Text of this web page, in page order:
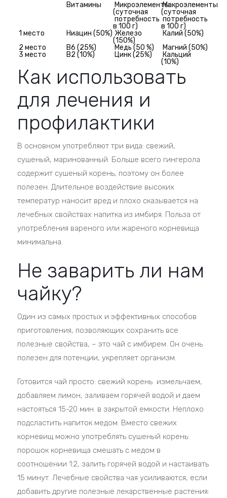
Витамины
Микроэлементы
(суточная
потребность
в 100 г)
Макроэлементы
(суточная
потребность
в 100 г)
1 место
Ниацин (50%) Железо
(150%)
Калий (50%)
2 место
В6 (25%) Медь (50 %)
Магний (50%)
3 место
В2 (10%) Цинк (25%)
Кальций
(10%)
Как использовать
для лечения и
профилактики
В основном употребляют три вида: свежий,
сушеный, маринованный. Больше всего гингерола
содержит сушеный корень, поэтому он более
полезен. Длительное воздействие высоких
температур наносит вред и плохо сказывается на
лечебных свойствах напитка из имбиря. Польза от
употребления вареного или жареного корневища
минимальна.
Не заварить ли нам
чайку?
Один из самых простых и эффективных способов
приготовления, позволяющих сохранить все
полезные свойства, – это чай с имбирем. Он очень
полезен для потенции, укрепляет организм.
Готовится чай просто: свежий корень измельчаем,
добавляем лимон, заливаем горячей водой и даем
настояться 15-20 мин. в закрытой емкости. Неплохо
подсластить напиток медом. Вместо свежих
корневищ можно употреблять сушеный корень:
порошок корневища смешать с медом в
соотношении 1:2, залить горячей водой и настаивать
15 минут. Лечебные свойства чая усиливаются, если
добавить другие полезные лекарственные растения: